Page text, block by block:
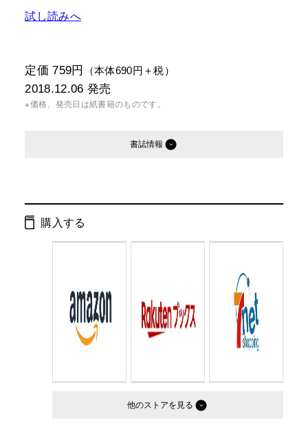
試し読みへ
定価 759円 （本体690円＋税）
2018.12.06 発売
※価格、発売日は紙書籍のものです。
書誌情報
ISBN：
購入する
他のストア